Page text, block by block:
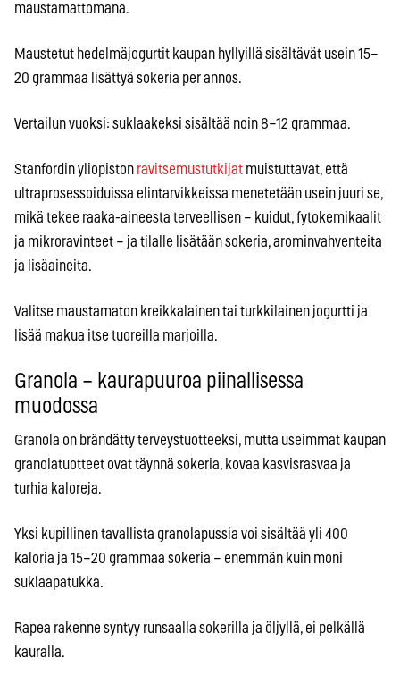
maustamattomana.
Maustetut hedelmäjogurtit kaupan hyllyillä sisältävät usein 15–
20 grammaa lisättyä sokeria per annos.
Vertailun vuoksi: suklaakeksi sisältää noin 8–12 grammaa.
Stanfordin yliopiston ravitsemustutkijat muistuttavat, että
ultraprosessoiduissa elintarvikkeissa menetetään usein juuri se,
mikä tekee raaka-aineesta terveellisen – kuidut, fytokemikaalit
ja mikroravinteet – ja tilalle lisätään sokeria, arominvahventeita
ja lisäaineita.
Valitse maustamaton kreikkalainen tai turkkilainen jogurtti ja
lisää makua itse tuoreilla marjoilla.
Granola – kaurapuuroa piinallisessa
muodossa
Granola on brändätty terveystuotteeksi, mutta useimmat kaupan
granolatuotteet ovat täynnä sokeria, kovaa kasvisrasvaa ja
turhia kaloreja.
Yksi kupillinen tavallista granolapussia voi sisältää yli 400
kaloria ja 15–20 grammaa sokeria – enemmän kuin moni
suklaapatukka.
Rapea rakenne syntyy runsaalla sokerilla ja öljyllä, ei pelkällä
kauralla.